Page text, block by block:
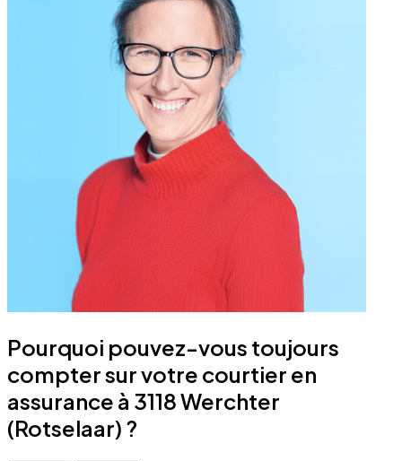
Pourquoi pouvez-vous toujours
compter sur votre courtier en
assurance à 3118 Werchter
(Rotselaar) ?